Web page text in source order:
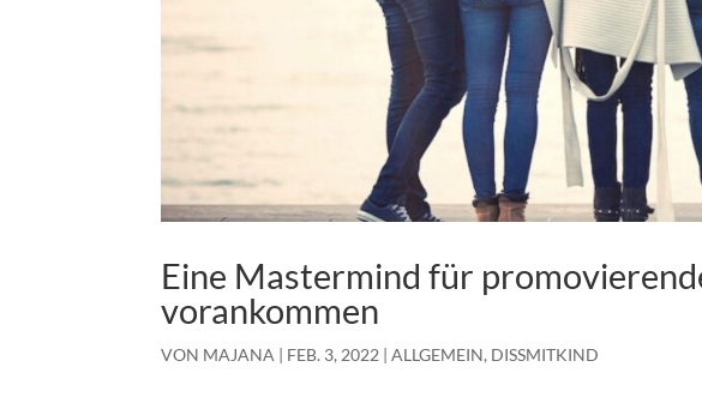
Eine Mastermind für
vorankommen
VON MAJANA | FEB. 3, 2022 |ALLGEMEIN, DISSMITKIND